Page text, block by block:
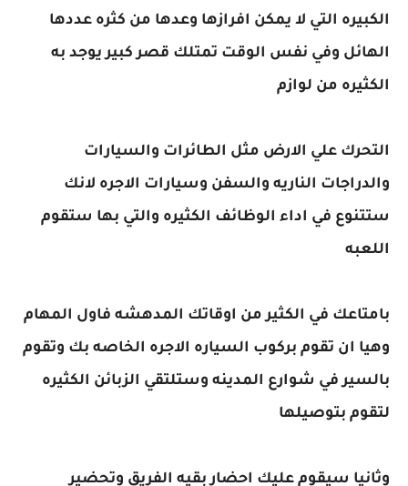
الكبيره التي لا يمكن افرازها وعدها من كثره عددها
الهائل وفي نفس الوقت تمتلك قصر كبير يوجد به
الكثيره من لوازم
التحرك علي الارض مثل الطائرات والسيارات
والدراجات الناريه والسفن وسيارات الاجره لانك
ستتنوع في اداء الوظائف الكثيره والتي بها ستقوم
اللعبه
بامتاعك في الكثير من اوقاتك المدهشه فاول المهام
وهيا ان تقوم بركوب السياره الاجره الخاصه بك وتقوم
بالسير في شوارع المدينه وستلتقي الزبائن الكثيره
لتقوم بتوصيلها
وثانيا سيقوم عليك احضار بقيه الفريق وتحضير